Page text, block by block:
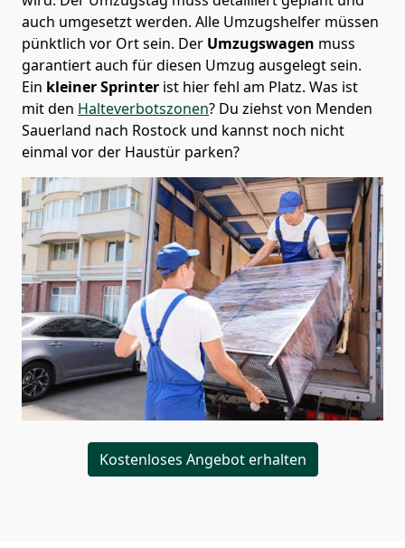
auch umgesetzt werden. Alle Umzugshelfer müssen
pünktlich vor Ort sein. Der Umzugswagen muss
garantiert auch für diesen Umzug ausgelegt sein.
Ein kleiner Sprinter ist hier fehl am Platz. Was ist
mit den Halteverbotszonen? Du ziehst von Menden
Sauerland nach Rostock und kannst noch nicht
einmal vor der Haustür parken?
Kostenloses Angebot erhalten